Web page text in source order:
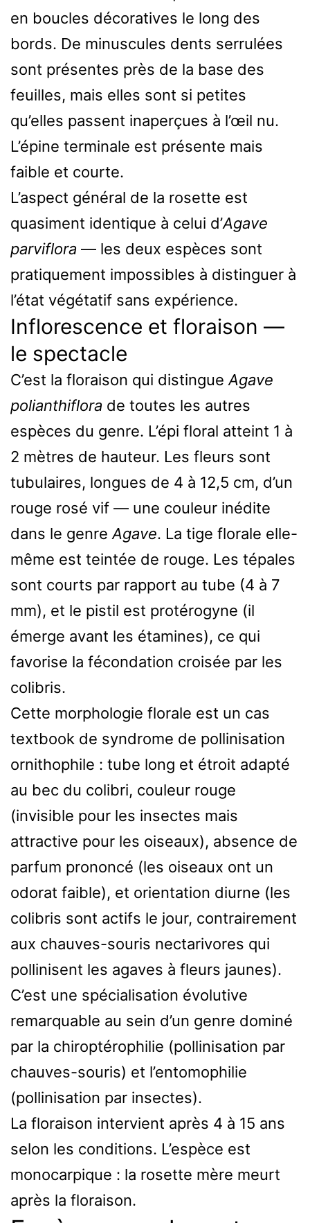
en boucles décoratives le long des
bords. De minuscules dents serrulées
sont présentes près de la base des
feuilles, mais elles sont si petites
qu’elles passent inaperçues à l’œil nu.
L’épine terminale est présente mais
faible et courte.
L’aspect général de la rosette est
quasiment identique à celui d’Agave
parviflora — les deux espèces sont
pratiquement impossibles à distinguer à
l’état végétatif sans expérience.
Inflorescence et floraison —
le spectacle
C’est la floraison qui distingue Agave
polianthiflora de toutes les autres
espèces du genre. L’épi floral atteint 1 à
2 mètres de hauteur. Les fleurs sont
tubulaires, longues de 4 à 12,5 cm, d’un
rouge rosé vif — une couleur inédite
dans le genre Agave. La tige florale elle-
même est teintée de rouge. Les tépales
sont courts par rapport au tube (4 à 7
mm), et le pistil est protérogyne (il
émerge avant les étamines), ce qui
favorise la fécondation croisée par les
colibris.
Cette morphologie florale est un cas
textbook de syndrome de pollinisation
ornithophile : tube long et étroit adapté
au bec du colibri, couleur rouge
(invisible pour les insectes mais
attractive pour les oiseaux), absence de
parfum prononcé (les oiseaux ont un
odorat faible), et orientation diurne (les
colibris sont actifs le jour, contrairement
aux chauves-souris nectarivores qui
pollinisent les agaves à fleurs jaunes).
C’est une spécialisation évolutive
remarquable au sein d’un genre dominé
par la chiroptérophilie (pollinisation par
chauves-souris) et l’entomophilie
(pollinisation par insectes).
La floraison intervient après 4 à 15 ans
selon les conditions. L’espèce est
monocarpique : la rosette mère meurt
après la floraison.